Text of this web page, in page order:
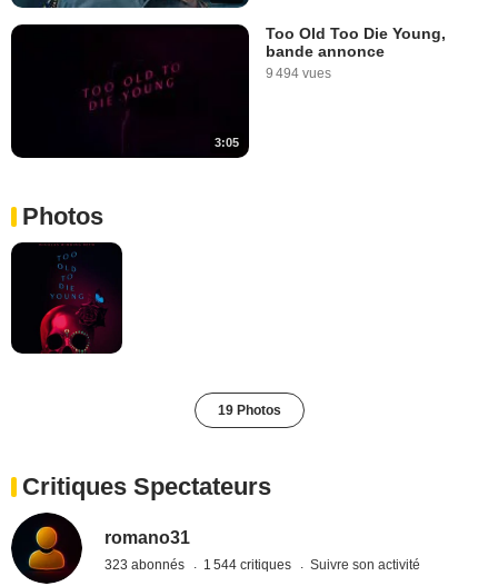
3:05
Too Old Too Die Young,
bande annonce
9 494 vues
Photos
19 Photos
Critiques Spectateurs
romano31
323 abonnés 1 544 critiques Suivre son activité